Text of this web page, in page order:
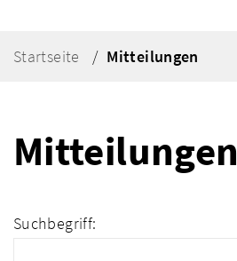
Startseite Mitteilungen
Mitteilungen
Suchbegriff: